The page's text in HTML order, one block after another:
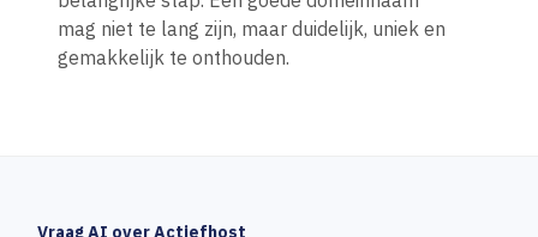
mag niet te lang zijn, maar duidelijk, uniek en
gemakkelijk te onthouden.
Vraag AI over Actiefhost